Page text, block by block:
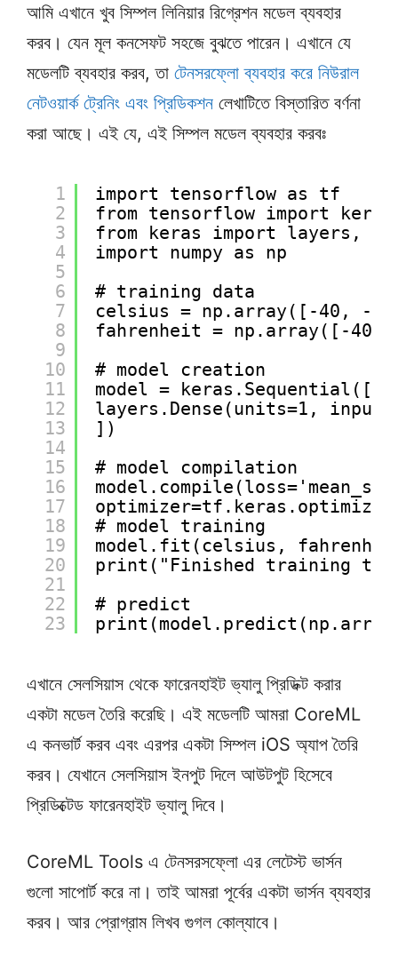
আমি এখানে খুব সিম্পল লিনিয়ার রিগ্রেশন মডেল ব্যবহার
করব। যেন মূল কনসেফট সহজে বুঝতে পারেন। এখানে যে
মডেলটি ব্যবহার করব, তা টেনসরফ্লো ব্যবহার করে নিউরাল
নেটওয়ার্ক ট্রেনিং এবং প্রিডিকশন লেখাটিতে বিস্তারিত বর্ণনা
করা আছে। এই যে, এই সিম্পল মডেল ব্যবহার করবঃ
1
2
3
4
5
6
7
8
9
10
11
12
13
14
15
16
17
18
19
20
21
22
23
import tensorflow as tf
from tensorflow import keras
from keras import layers,
import numpy as np
# training data
celsius = np.array([-40, -
fahrenheit = np.array([-
# model creation
model = keras.Sequential([
layers.Dense(units=1,
])
# model compilation
# model training
model.fit(celsius,
print("Finished training the
# predict
এখানে সেলসিয়াস থেকে ফারেনহাইট ভ্যালু প্রিডিক্ট করার
একটা মডেল তৈরি করেছি। এই মডেলটি আমরা CoreML
এ কনভার্ট করব এবং এরপর একটা সিম্পল iOS অ্যাপ তৈরি
করব। যেখানে সেলসিয়াস ইনপুট দিলে আউটপুট হিসেবে
প্রিডিক্টেড ফারেনহাইট ভ্যালু দিবে।
CoreML Tools এ টেনসরসফ্লো এর লেটেস্ট ভার্সন
গুলো সাপোর্ট করে না। তাই আমরা পূর্বের একটা ভার্সন ব্যবহার
করব। আর প্রোগ্রাম লিখব গুগল কোল্যাবে।